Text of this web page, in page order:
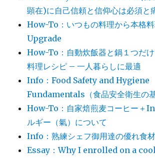
顕在)に自己信頼と信仰心は必須と
How-To：いつもの料理から本格
Upgrade
How-To：自動炊飯器と鍋１つだ
料理レシピ – 一人暮らしに最適
Info：Food Safety and Hygiene
Fundamentals（食品安全衛生の基
How-To：自家焙煎麦コーヒー＋
ルギー（氣）について
Info：熟練シェフ御用達の優れ食
Essay：Why I enrolled on a